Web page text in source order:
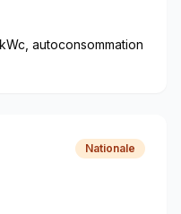
autoconsommation
Nationale